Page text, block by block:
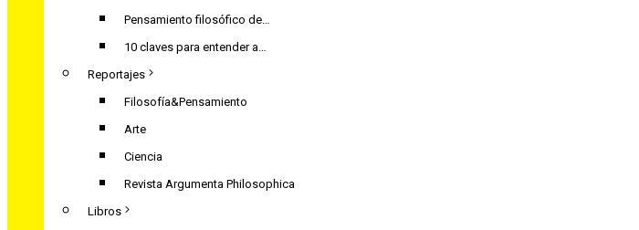
Pensamiento filosófico de…
10 claves para entender a…
Reportajes
Filosofía&Pensamiento
Arte
Ciencia
Revista Argumenta Philosophica
Libros